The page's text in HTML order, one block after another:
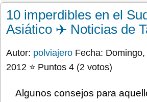
10 imperdibles en el
Asiático ✈️ Noticias de
Autor: polviajero Fecha:
2012 ⭐ Puntos 4 (2 votos)
Algunos consejos para